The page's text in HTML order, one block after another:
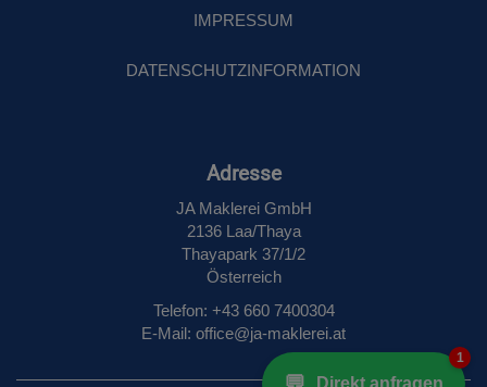
IMPRESSUM
DATENSCHUTZINFORMATION
Direkt anfragen
1
Adresse
JA Maklerei GmbH
2136 Laa/Thaya
Thayapark 37/1/2
Österreich
Telefon: +43 660 7400304
E‑Mail: office@ja-maklerei.at